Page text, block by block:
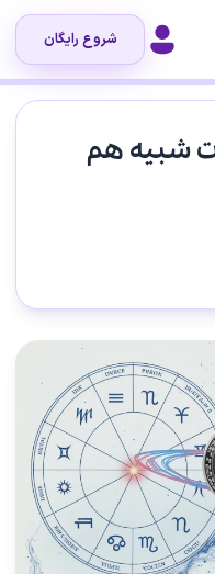
شروع رایگان
شبیه هم